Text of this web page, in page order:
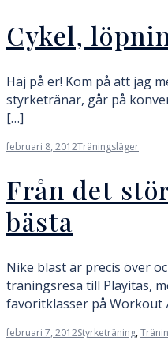
Cykel,
Häj på er! Kom på att jag
styrketränar, går på
[…]
februari 8, 2012Träningsläger
Från det
bästa
Nike blast är precis över
träningsresa till Playitas,
favoritklasser på Workout
februari 7, 2012Styrketräning,